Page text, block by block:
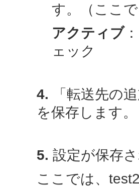
す。（ここ
アクティブ
ェック
4. 「転送先の
を保存します。
5. 設定が保存
ここでは、